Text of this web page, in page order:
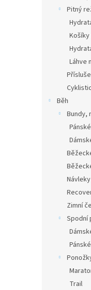
Pitný
Košíky
Láhve
Běh
Bundy,
Pánské
Zimní
Spodní
Pánské
Trail